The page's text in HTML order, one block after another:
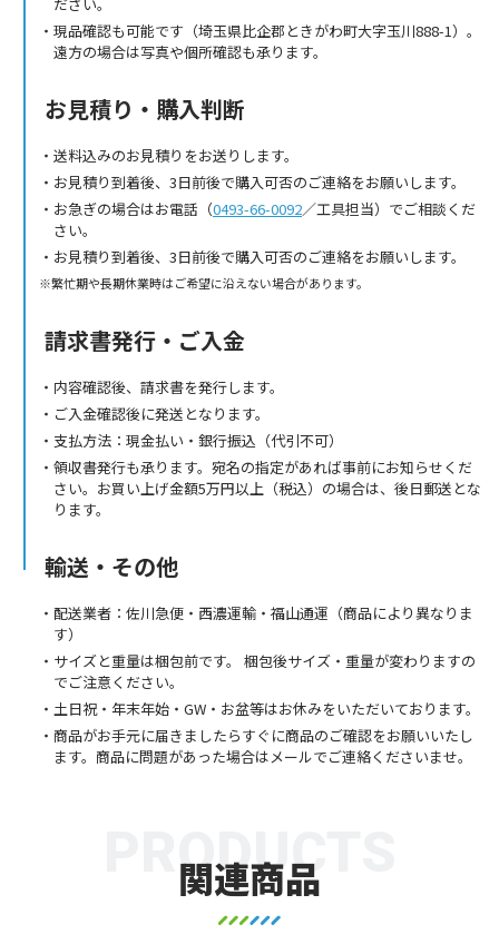
現品確認も可能です（埼玉県比企郡ときがわ町大字玉川888-1）。
遠方の場合は写真や個所確認も承ります。
お見積り・購入判断
送料込みのお見積りをお送りします。
お見積り到着後、3日前後で購入可否のご連絡をお願いします。
お急ぎの場合はお電話（0493-66-0092／工具担当）でご相談くだ
さい。
お見積り到着後、3日前後で購入可否のご連絡をお願いします。
繁忙期や長期休業時はご希望に沿えない場合があります。
請求書発行・ご入金
内容確認後、請求書を発行します。
ご入金確認後に発送となります。
支払方法：現金払い・銀行振込（代引不可）
領収書発行も承ります。宛名の指定があれば事前にお知らせくだ
さい。お買い上げ金額5万円以上（税込）の場合は、後日郵送とな
ります。
輸送・その他
配送業者：佐川急便・西濃運輸・福山通運（商品により異なりま
す）
サイズと重量は梱包前です。 梱包後サイズ・重量が変わりますの
でご注意ください。
土日祝・年末年始・GW・お盆等はお休みをいただいております。
商品がお手元に届きましたらすぐに商品のご確認をお願いいたし
ます。商品に問題があった場合はメールでご連絡くださいませ。
関連商品
PRODUCTS